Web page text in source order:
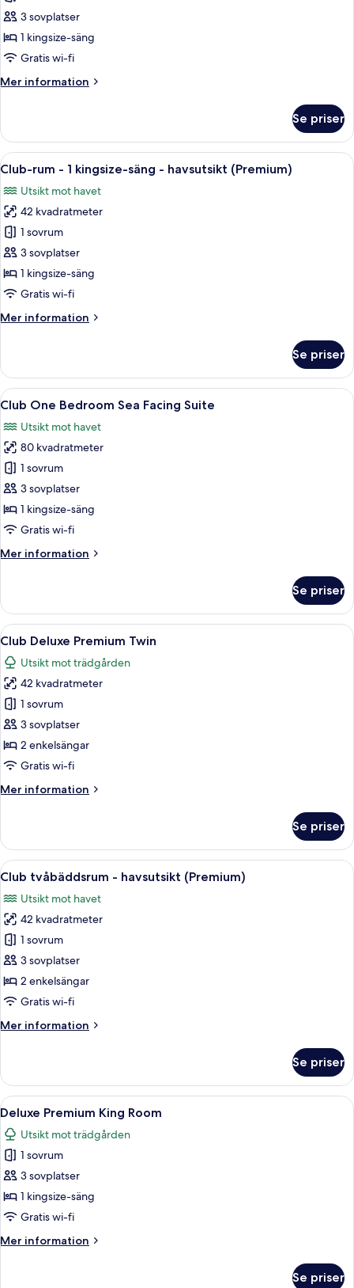
Deluxe
Premium
King
3 sovplatser
1 kingsize-säng
Gratis wi-fi
Mer information
Mer
Deluxe
Premium
King
Se priser
Öppna
alla
foton
för
Club-
rum
-
1
säng
(Premium)
Ett hotellrum med en balkong, en
8
Club-rum - 1 kingsize-säng - havsutsikt (Premium)
Utsikt mot havet
42 kvadratmeter
1 sovrum
3 sovplatser
1 kingsize-säng
Gratis wi-fi
Mer information
Mer
rum
1
säng
havsutsikt
(Premium)
Se priser
Öppna
alla
foton
för
Club
One
Bedroom
Sea
Suite
Ett hotellrum med en säng, ett
7
Club One Bedroom Sea Facing Suite
Utsikt mot havet
80 kvadratmeter
1 sovrum
3 sovplatser
1 kingsize-säng
Gratis wi-fi
Mer information
Mer
One
Bedroom
Sea
Suite
Se priser
Öppna
alla
foton
för
Club
Deluxe
Premium
Twin
Ett hotellrum med två sängar, en
5
Club Deluxe Premium Twin
Utsikt mot trädgården
42 kvadratmeter
1 sovrum
3 sovplatser
2 enkelsängar
Gratis wi-fi
Mer information
Mer
Deluxe
Premium
Twin
Se priser
Öppna
alla
foton
för
Club
tvåbäddsrum
-
havsutsikt
Ett hotellrum med två sängar, en
8
Club tvåbäddsrum - havsutsikt (Premium)
Utsikt mot havet
42 kvadratmeter
1 sovrum
3 sovplatser
2 enkelsängar
Gratis wi-fi
Mer information
Mer
tvåbäddsrum
havsutsikt
Se priser
Öppna
alla
foton
för
Deluxe
Premium
King
Ett modernt hotellrum med en stor
7
Deluxe Premium King Room
Utsikt mot trädgården
1 sovrum
3 sovplatser
1 kingsize-säng
Gratis wi-fi
Mer information
Mer
Se priser